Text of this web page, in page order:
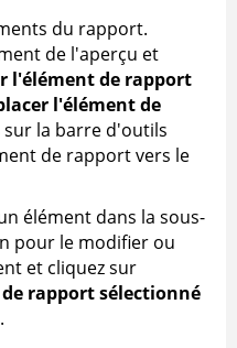
du rapport.
de l'aperçu et
l'élément de rapport
l'élément de
sur la barre d'outils
de rapport vers le
élément dans la sous-
pour le modifier ou
et cliquez sur
rapport sélectionné